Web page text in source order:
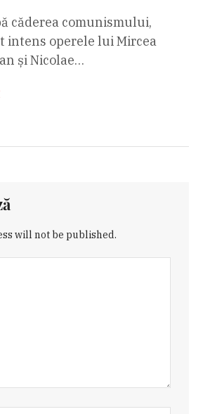
căderea comunismului,
intens operele lui Mircea
și Nicolae…
will not be published.